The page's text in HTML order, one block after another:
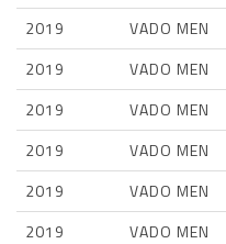
2019
VADO MEN
2019
VADO MEN
2019
VADO MEN
2019
VADO MEN
2019
VADO MEN
2019
VADO MEN